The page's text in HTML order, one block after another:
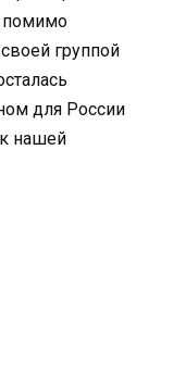
помимо
группой
для России
нашей